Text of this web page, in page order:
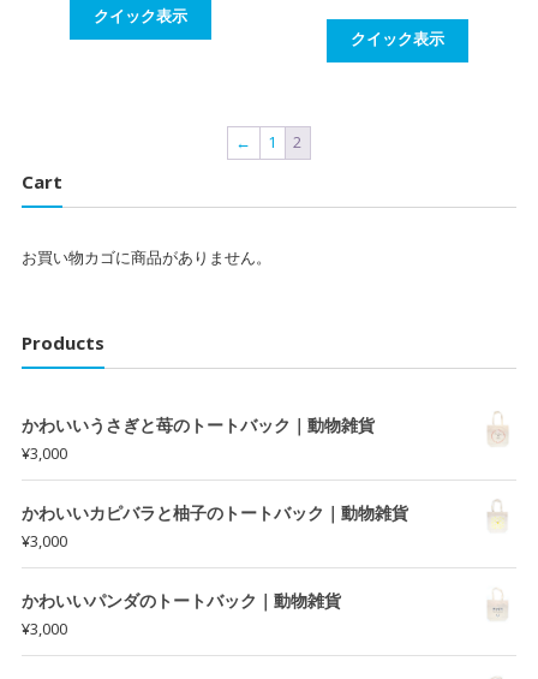
クイック表示
クイック表示
← 1 2
Cart
お買い物カゴに商品がありません。
Products
かわいいうさぎと苺のトートバック｜動物雑貨
¥3,000
かわいいカピバラと柚子のトートバック｜動物雑貨
¥3,000
かわいいパンダのトートバック｜動物雑貨
¥3,000